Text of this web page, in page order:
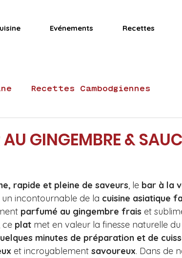
Evénements Recettes
Recettes Cambodgiennes
Club Mama Ly
GINGEMBRE &
rapide et pleine de saveurs, le bar à la
un incontournable de la cuisine asiatique
parfumé au gingembre frais et
ce plat met en valeur la finesse naturelle du
minutes de préparation et de
et incroyablement savoureux. Dans de